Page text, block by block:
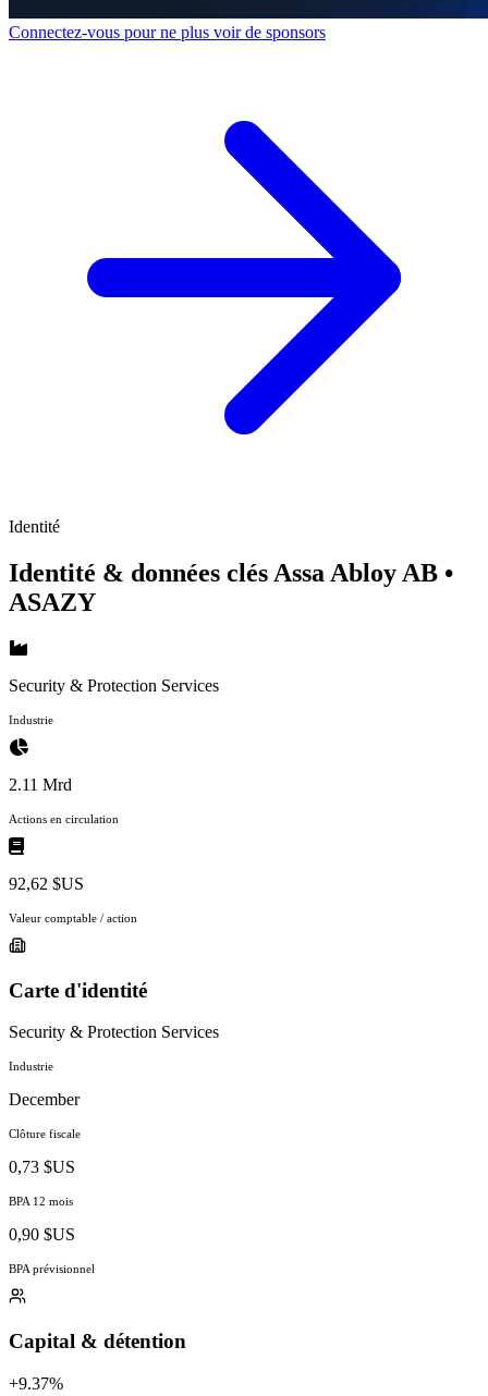
Connectez-vous pour ne plus voir de sponsors
Identité
Identité & données clés Assa Abloy AB •
ASAZY
Security & Protection Services
Industrie
2.11 Mrd
Actions en circulation
92,62 $US
Valeur comptable / action
Carte d'identité
Security & Protection Services
Industrie
December
Clôture fiscale
0,73 $US
BPA 12 mois
0,90 $US
BPA prévisionnel
Capital & détention
+9.37%